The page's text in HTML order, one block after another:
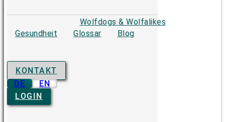
Wolfdogs & Wolfalikes
Gesundheit
Glossar Blog
KONTAKT
DE
EN
LOGIN